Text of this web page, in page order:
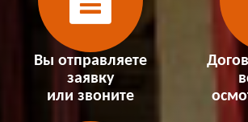
Вы отправляете
заявку
или звоните